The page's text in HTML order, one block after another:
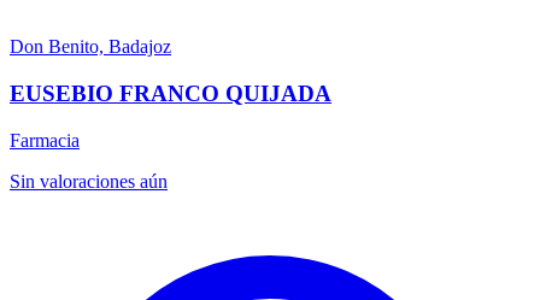
Don Benito, Badajoz
EUSEBIO FRANCO QUIJADA
Farmacia
Sin valoraciones aún